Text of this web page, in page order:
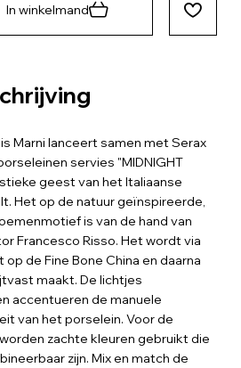
In winkelmand
Marni lanceert samen met Serax
servies "MIDNIGHT
geest van het Italiaanse
Het op de natuur geïnspireerde,
is van de hand van
Francesco Risso. Het wordt via
de Fine Bone China en daarna
maakt. De lichtjes
accentueren de manuele
van het porselein. Voor de
zachte kleuren gebruikt die
zijn. Mix en match de